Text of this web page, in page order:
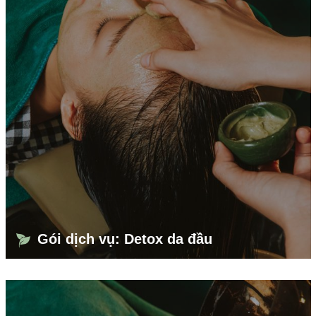
Gói dịch vụ: Detox da đầu